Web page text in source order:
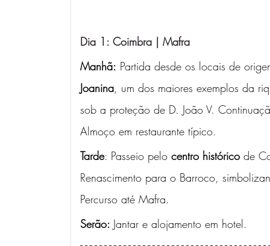
Dia 1: Coimbra | Mafra
Manhã: Partida desde os locais de
Joanina, um dos maiores exemplos da
sob a proteção de D. João V.
Almoço em restaurante típico.
Tarde: Passeio pelo centro histórico de
Renascimento para o Barroco,
Percurso até Mafra.
Serão: Jantar e alojamento em hotel.